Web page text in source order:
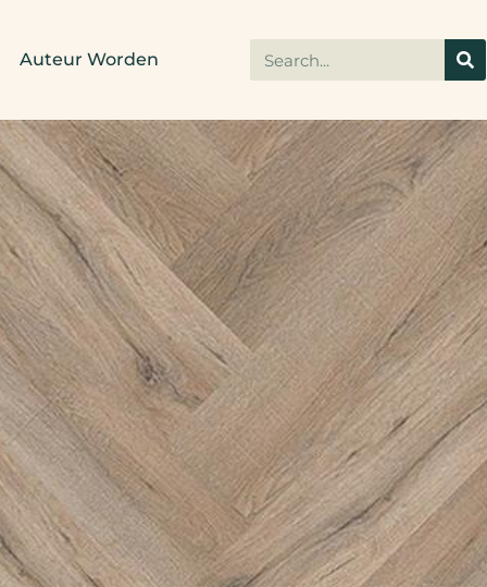
Auteur Worden